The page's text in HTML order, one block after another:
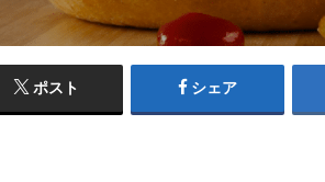
ポスト シェア